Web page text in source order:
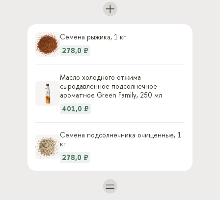
Семена рыжика, 1 кг
278,0 ₽
Масло холодного отжима
сыродавленное подсолнечное
ароматное Green Family, 250 мл
401,0 ₽
Семена подсолнечника очищенные, 1
кг
278,0 ₽